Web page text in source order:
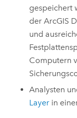
gespeichert
derArcGIS
und
Computern
Analysten
Layer in